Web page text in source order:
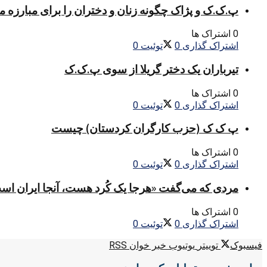
پ.ک.ک و پژاک چگونه زنان و دختران را برای
0 اشتراک ها
اشتراک گذاری 0 توئیت 0
تیرباران یک دختر گریلا از سوی پ.ک.ک
0 اشتراک ها
اشتراک گذاری 0 توئیت 0
پ ک ک (حزب کارگران کردستان) چیست
0 اشتراک ها
اشتراک گذاری 0 توئیت 0
مردی که می‌گفت «هرجا یک کُرد هست، آنجا ایران
0 اشتراک ها
اشتراک گذاری 0 توئیت 0
فیسبوک
توییتر یوتیوب خبر خوان RSS